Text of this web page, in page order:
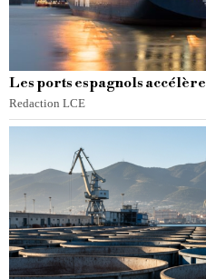
Les ports espagnols
Redaction LCE